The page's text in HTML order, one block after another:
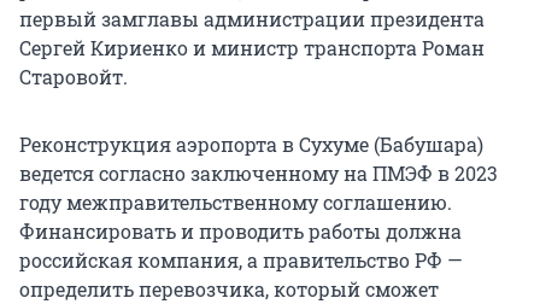
первый замглавы администрации президента
Сергей Кириенко и министр транспорта Роман
Старовойт.
Реконструкция аэропорта в Сухуме (Бабушара)
ведется согласно заключенному на ПМЭФ в 2023
году межправительственному соглашению.
Финансировать и проводить работы должна
российская компания, а правительство РФ —
определить перевозчика, который сможет